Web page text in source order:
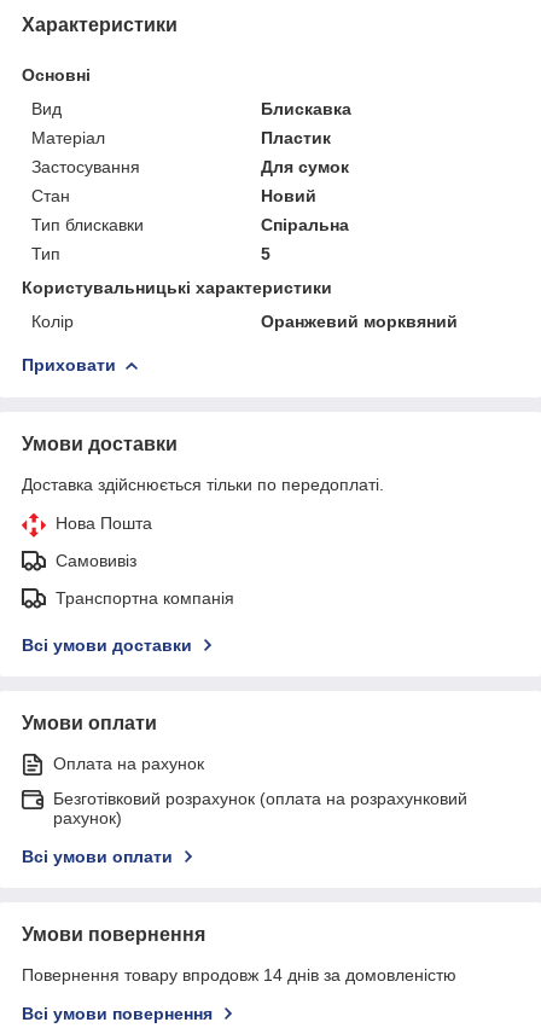
Характеристики
Основні
Вид
Блискавка
Матеріал
Пластик
Застосування
Для сумок
Стан
Новий
Тип блискавки
Спіральна
Тип
5
Користувальницькі характеристики
Колір
Оранжевий морквяний
Приховати
Умови доставки
Доставка здійснюється тільки по передоплаті.
Нова Пошта
Самовивіз
Транспортна компанія
Всі умови доставки
Умови оплати
Оплата на рахунок
Безготівковий розрахунок (оплата на розрахунковий
рахунок)
Всі умови оплати
Умови повернення
Повернення товару впродовж 14 днів за домовленістю
Всі умови повернення